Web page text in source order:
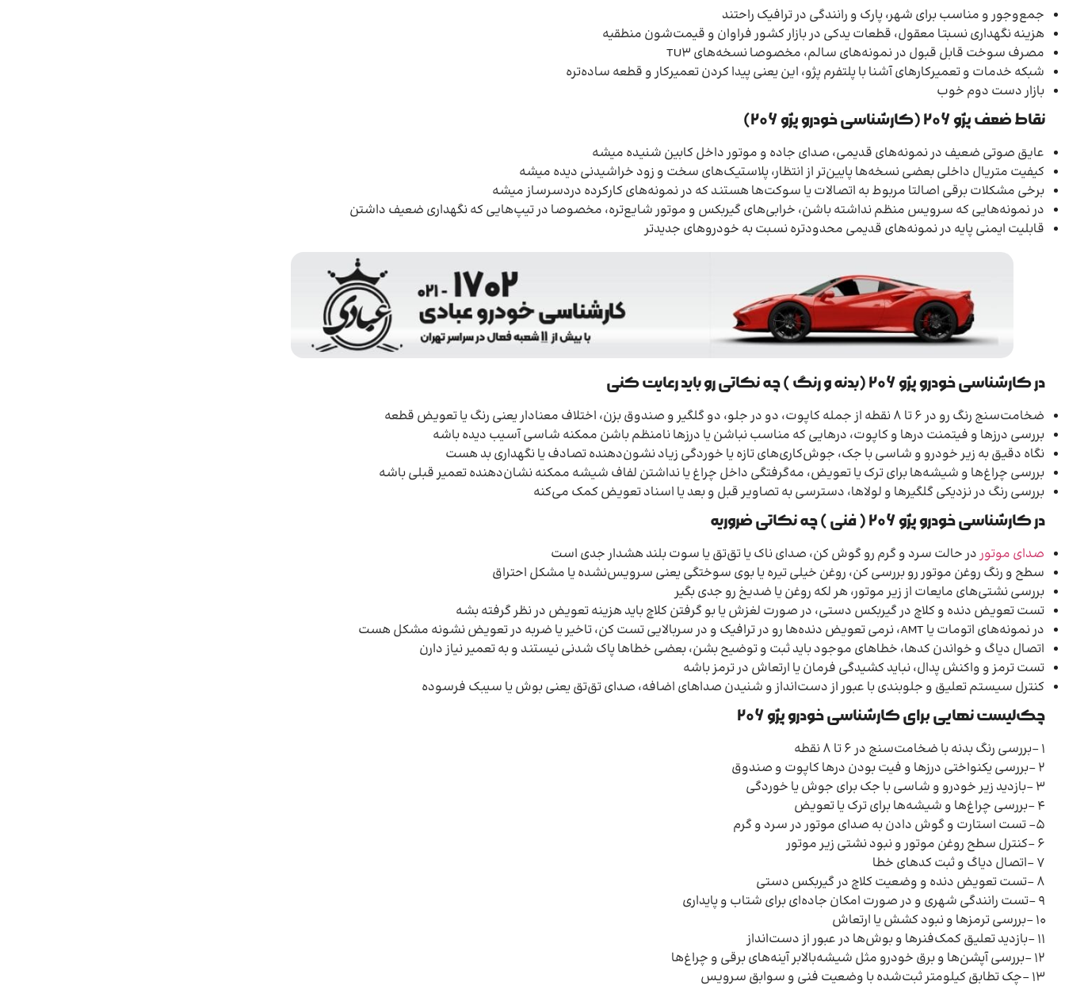
جمع‌وجور و مناسب برای شهر، پارک و رانندگی در ترافیک راحتند
هزینه نگهداری نسبتا معقول، قطعات یدکی در بازار کشور فراوان و قیمت‌شون منطقیه
مصرف سوخت قابل قبول در نمونه‌های سالم، مخصوصا نسخه‌های TU3
شبکه خدمات و تعمیرکارهای آشنا با پلتفرم پژو، این یعنی پیدا کردن تعمیرکار و قطعه ساده‌تره
بازار دست دوم خوب
نقاط ضعف پژو 206 ( کارشناسی خودرو پژو 206 )
عایق صوتی ضعیف در نمونه‌های قدیمی، صدای جاده و موتور داخل کابین شنیده میشه
کیفیت متریال داخلی بعضی نسخه‌ها پایین‌تر از انتظار، پلاستیک‌های سخت و زود خراشیدنی دیده میشه
برخی مشکلات برقی اصالتا مربوط به اتصالات یا سوکت‌ها هستند که در نمونه‌های کارکرده دردسرساز میشه
در نمونه‌هایی که سرویس منظم نداشته باشن، خرابی‌های گیربکس و موتور شایع‌تره، مخصوصا در تیپ‌هایی که نگهداری ضعیف داشتن
قابلیت ایمنی پایه در نمونه‌های قدیمی محدودتره نسبت به خودروهای جدیدتر
درکارشناسی خودرو پژو 206 (بدنه و رنگ ) چه نکاتی رو باید رعایت کنی
ضخامت‌سنج رنگ رو در ۶ تا ۸ نقطه از جمله کاپوت، دو در جلو، دو گلگیر و صندوق بزن، اختلاف معنادار یعنی رنگ یا تعویض قطعه
بررسی درزها و فیتمنت درها و کاپوت، درهایی که مناسب نباشن یا درزها نامنظم باشن ممکنه شاسی آسیب دیده باشه
نگاه دقیق به زیر خودرو و شاسی با جک، جوش‌کاری‌های تازه یا خوردگی زیاد نشون‌دهنده تصادف یا نگهداری بد هست
بررسی چراغ‌ها و شیشه‌ها برای ترک یا تعویض، مه‌گرفتگی داخل چراغ یا نداشتن لفاف شیشه ممکنه نشان‌دهنده تعمیر قبلی باشه
بررسی رنگ در نزدیکی گلگیرها و لولاها، دسترسی به تصاویر قبل و بعد یا اسناد تعویض کمک می‌کنه
درکارشناسی خودرو پژو 206 ( فنی ) چه نکاتی ضروریه
صدای موتوردر حالت سرد و گرم رو گوش کن، صدای ناک یا تق‌تق یا سوت بلند هشدار جدی‌ است
سطح و رنگ روغن موتور رو بررسی کن، روغن خیلی تیره یا بوی سوختگی یعنی سرویس‌نشده یا مشکل احتراق
بررسی نشتی‌های مایعات از زیر موتور، هر لکه روغن یا ضدیخ رو جدی بگیر
تست تعویض دنده و کلاچ در گیربکس دستی، در صورت لغزش یا بو گرفتن کلاچ باید هزینه تعویض در نظر گرفته بشه
در نمونه‌های اتومات یا AMT، نرمی تعویض دنده‌ها رو در ترافیک و در سربالایی تست کن، تاخیر یا ضربه در تعویض نشونه مشکل هست
اتصال دیاگ و خواندن کدها، خطاهای موجود باید ثبت و توضیح بشن، بعضی خطاها پاک شدنی نیستند و به تعمیر نیاز دارن
تست ترمز و واکنش پدال، نباید کشیدگی فرمان یا ارتعاش در ترمز باشه
کنترل سیستم تعلیق و جلوبندی با عبور از دست‌انداز و شنیدن صداهای اضافه، صدای تق‌تق یعنی بوش یا سیبک فرسوده
چک‌لیست نهایی برای کارشناسی خودرو پژو 206
۱ -بررسی رنگ بدنه با ضخامت‌سنج در ۶ تا ۸ نقطه
۲ -بررسی یکنواختی درزها و فیت بودن درها کاپوت و صندوق
۳ -بازدید زیر خودرو و شاسی با جک برای جوش یا خوردگی
۴ -بررسی چراغ‌ها و شیشه‌ها برای ترک یا تعویض
۵- تست استارت و گوش دادن به صدای موتور در سرد و گرم
۶ -کنترل سطح روغن موتور و نبود نشتی زیر موتور
۷ -اتصال دیاگ و ثبت کدهای خطا
۸ -تست تعویض دنده و وضعیت کلاچ در گیربکس دستی
۹ -تست رانندگی شهری و در صورت امکان جاده‌ای برای شتاب و پایداری
۱۰ -بررسی ترمزها و نبود کشش یا ارتعاش
۱۱ -بازدید تعلیق کمک‌فنرها و بوش‌ها در عبور از دست‌انداز
۱۲ -بررسی آپشن‌ها و برق خودرو مثل شیشه‌بالابر آینه‌های برقی و چراغ‌ها
۱۳ -چک تطابق کیلومتر ثبت‌شده با وضعیت فنی و سوابق سرویس